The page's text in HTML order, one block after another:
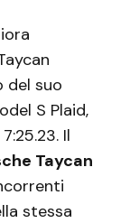
del suo
S Plaid,
Il
Taycan
stessa